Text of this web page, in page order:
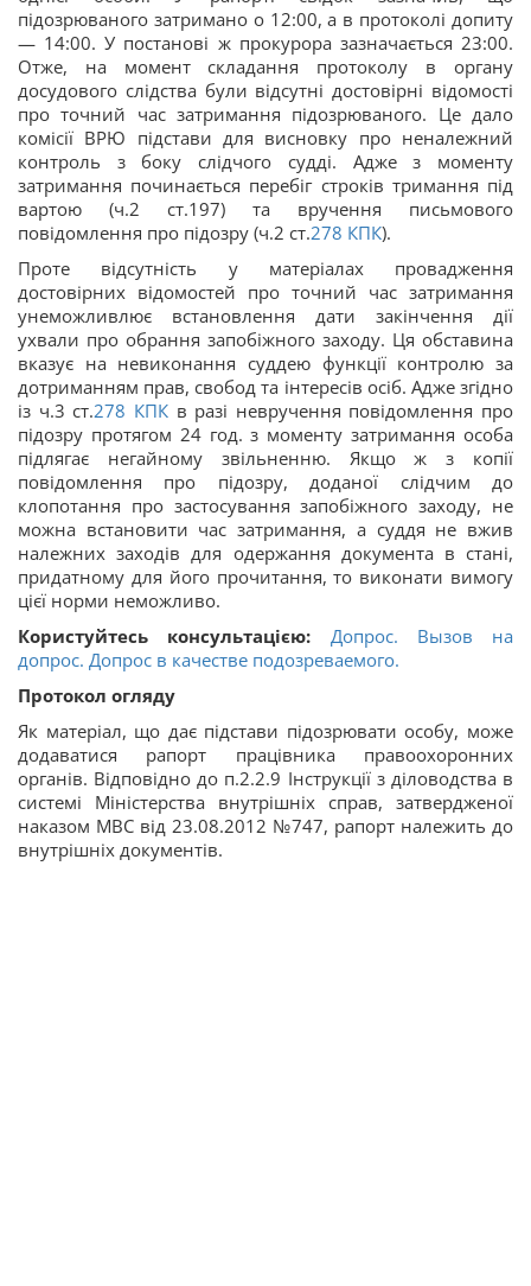
підозрюваного затримано о 12:00, а в протоколі допиту
— 14:00. У постанові ж прокурора зазначається 23:00.
Отже, на момент складання протоколу в органу
досудового слідства були відсутні достовірні відомості
про точний час затримання підозрюваного. Це дало
комісії ВРЮ підстави для висновку про неналежний
контроль з боку слідчого судді. Адже з моменту
затримання починається перебіг строків тримання під
вартою (ч.2 ст.197) та вручення письмового
повідомлення про підозру (ч.2 ст.278 КПК).
Проте відсутність у матеріалах провадження
достовірних відомостей про точний час затримання
унеможливлює встановлення дати закінчення дії
ухвали про обрання запобіжного заходу. Ця обставина
вказує на невиконання суддею функції контролю за
дотриманням прав, свобод та інтересів осіб. Адже згідно
із ч.3 ст.278 КПКв разі невручення повідомлення про
підозру протягом 24 год. з моменту затримання особа
підлягає негайному звільненню. Якщо ж з копії
повідомлення про підозру, доданої слідчим до
клопотання про застосування запобіжного заходу, не
можна встановити час затримання, а суддя не вжив
належних заходів для одержання документа в стані,
придатному для його прочитання, то виконати вимогу
цієї норми неможливо.
Користуйтесь консультацією:
Допрос. Вызов на
допрос. Допрос в качестве подозреваемого.
Протокол огляду
Як матеріал, що дає підстави підозрювати особу, може
додаватися рапорт працівника правоохоронних
органів. Відповідно до п.2.2.9 Інструкції з діловодства в
системі Міністерства внутрішніх справ, затвердженої
наказом МВС від 23.08.2012 №747, рапорт належить до
внутрішніх документів.